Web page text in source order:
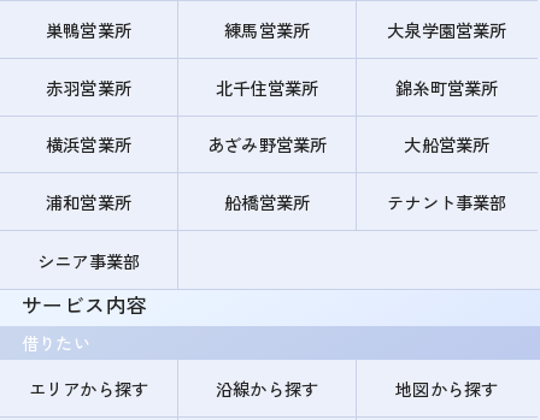
巣鴨営業所 練馬営業所 大泉学園営業所
赤羽営業所 北千住営業所 錦糸町営業所
横浜営業所 あざみ野営業所 大船営業所
浦和営業所 船橋営業所 テナント事業部
シニア事業部
サービス内容
借りたい
エリアから探す
沿線から探す 地図から探す